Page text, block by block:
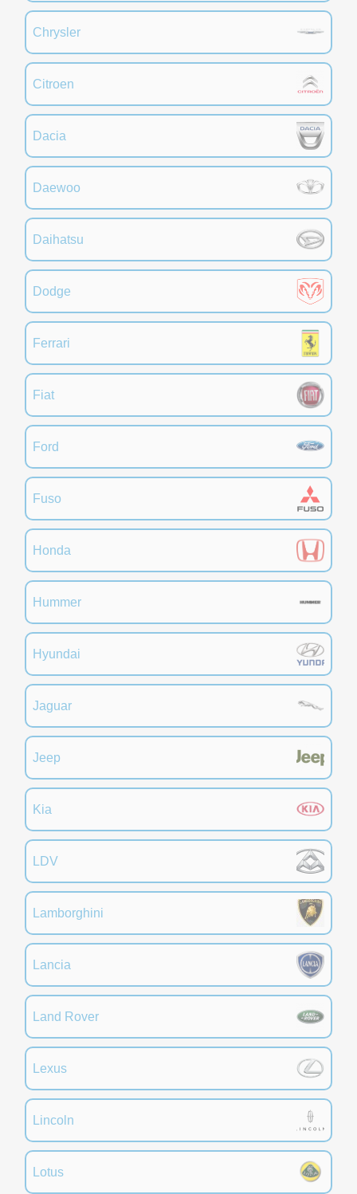
Chrysler
Citroen
Dacia
Daewoo
Daihatsu
Dodge
Ferrari
Fiat
Ford
Fuso
Honda
Hummer
Hyundai
Jaguar
Jeep
Kia
LDV
Lamborghini
Lancia
Land Rover
Lexus
Lincoln
Lotus